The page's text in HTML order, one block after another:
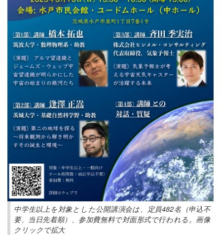
中学生以上を対象とした公開講演会は、定員482名（申込不
要、当日先着順）、参加費無料で対面形式で行われる。画像
クリックで拡大